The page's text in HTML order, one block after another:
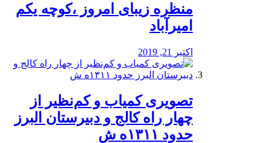
منظره‌‌ زیبای امروز ،کوچه یکم
امیرآباد
اکتبر 21, 2019
️تصویری کمیاب و کم‌نظیر از
چهار راه كالج و دبيرستان البرز
حدود ۱۳۱۱ه ش